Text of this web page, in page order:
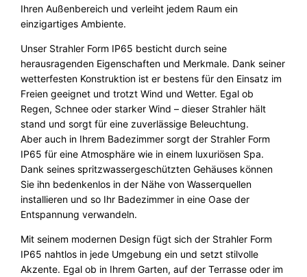
Ihren Außenbereich und verleiht jedem Raum ein
einzigartiges Ambiente.
Unser Strahler Form IP65 besticht durch seine
herausragenden Eigenschaften und Merkmale. Dank seiner
wetterfesten Konstruktion ist er bestens für den Einsatz im
Freien geeignet und trotzt Wind und Wetter. Egal ob
Regen, Schnee oder starker Wind – dieser Strahler hält
stand und sorgt für eine zuverlässige Beleuchtung.
Aber auch in Ihrem Badezimmer sorgt der Strahler Form
IP65 für eine Atmosphäre wie in einem luxuriösen Spa.
Dank seines spritzwassergeschützten Gehäuses können
Sie ihn bedenkenlos in der Nähe von Wasserquellen
installieren und so Ihr Badezimmer in eine Oase der
Entspannung verwandeln.
Mit seinem modernen Design fügt sich der Strahler Form
IP65 nahtlos in jede Umgebung ein und setzt stilvolle
Akzente. Egal ob in Ihrem Garten, auf der Terrasse oder im